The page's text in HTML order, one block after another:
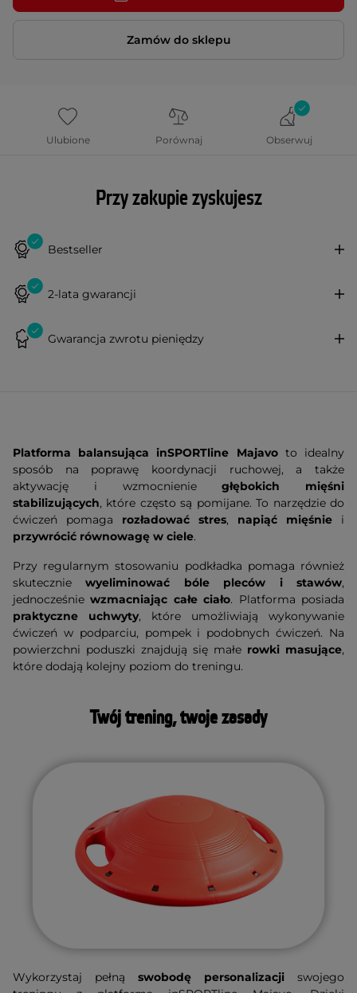
Zamów do sklepu
Ulubione Porównaj Obserwuj
Przy zakupie zyskujesz
Bestseller
2-lata gwarancji
Gwarancja zwrotu pieniędzy
Platforma balansująca inSPORTline Majavoto idealny
sposób na poprawę koordynacji ruchowej, a także
aktywację i wzmocnieniegłębokich mięśni
stabilizujących, które często są pomijane. To narzędzie do
ćwiczeń pomaga rozładować stres, napiąć mięśnie i
przywrócić równowagę w ciele.
Przy regularnym stosowaniu podkładka pomaga również
skuteczniewyeliminować bóle pleców i stawów,
jednocześniewzmacniając całe ciało. Platforma posiada
praktyczne uchwyty, które umożliwiają wykonywanie
ćwiczeń w podparciu, pompek i podobnych ćwiczeń. Na
powierzchni poduszki znajdują się małe rowki masujące,
które dodają kolejny poziom do treningu.
Twój trening, twoje zasady
Wykorzystaj pełną swobodę personalizacji swojego